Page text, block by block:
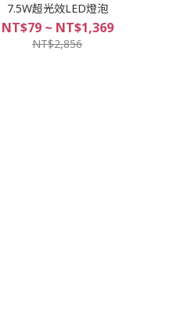
7.5W超光效LED燈泡
NT$79 ~ NT$1,369
NT$2,856